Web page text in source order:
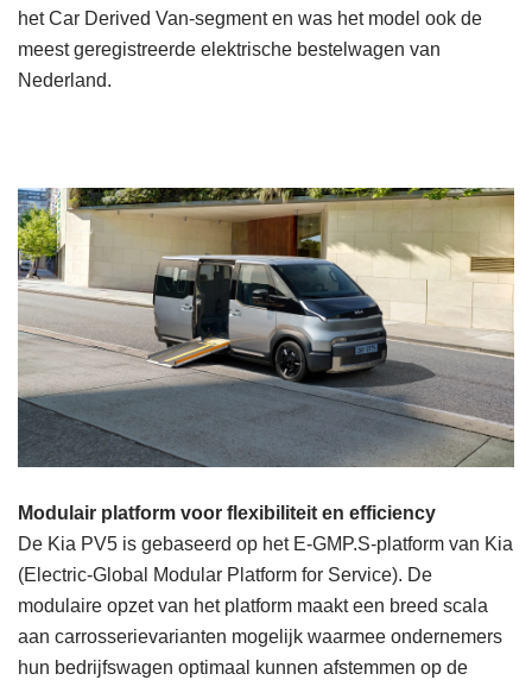
het Car Derived Van-segment en was het model ook de
meest geregistreerde elektrische bestelwagen van
Nederland.
Modulair platform voor flexibiliteit en efficiency
De Kia PV5 is gebaseerd op het E-GMP.S-platform van Kia
(Electric-Global Modular Platform for Service). De
modulaire opzet van het platform maakt een breed scala
aan carrosserievarianten mogelijk waarmee ondernemers
hun bedrijfswagen optimaal kunnen afstemmen op de